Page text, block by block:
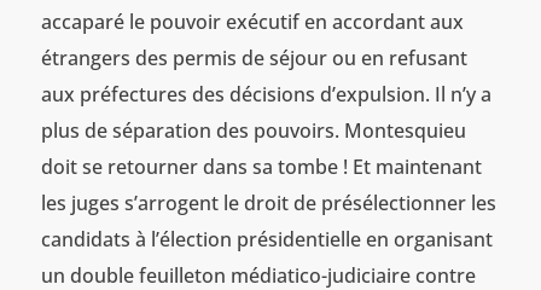
accaparé le pouvoir exécutif en accordant aux
étrangers des permis de séjour ou en refusant
aux préfectures des décisions d’expulsion. Il n’y a
plus de séparation des pouvoirs. Montesquieu
doit se retourner dans sa tombe ! Et maintenant
les juges s’arrogent le droit de présélectionner les
candidats à l’élection présidentielle en organisant
un double feuilleton médiatico-judiciaire contre